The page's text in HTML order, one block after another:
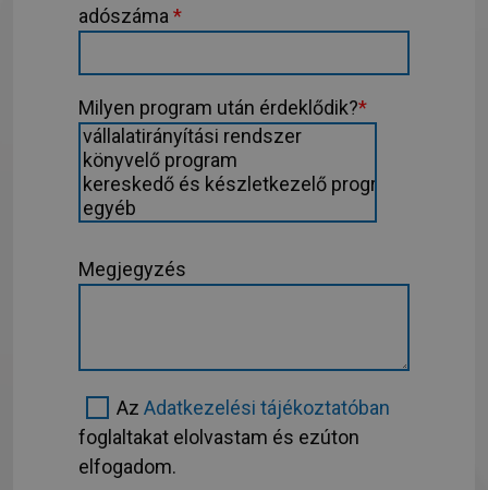
adószáma*
Milyen program után érdeklődik?*
Megjegyzés
Az Adatkezelési tájékoztatóban
foglaltakat elolvastam és ezúton
elfogadom.